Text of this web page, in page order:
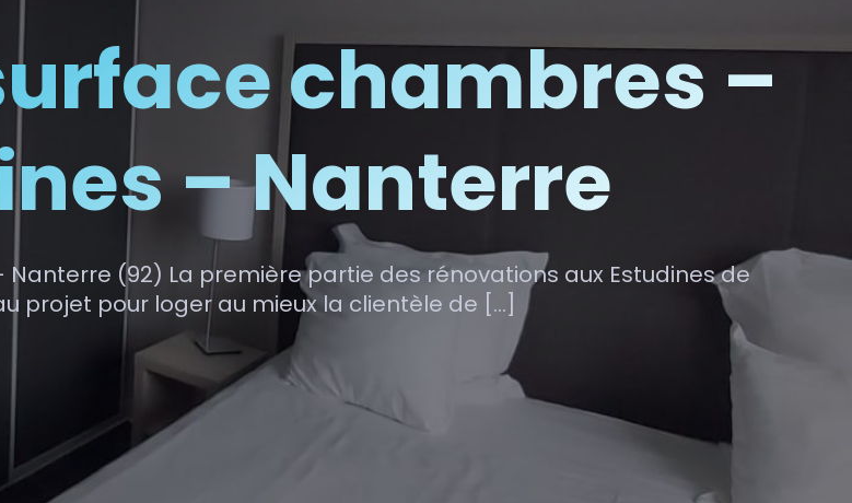
chambres –
– Nanterre
(92) La première partie des rénovations aux Estudines de
projet pour loger au mieux la clientèle de […]